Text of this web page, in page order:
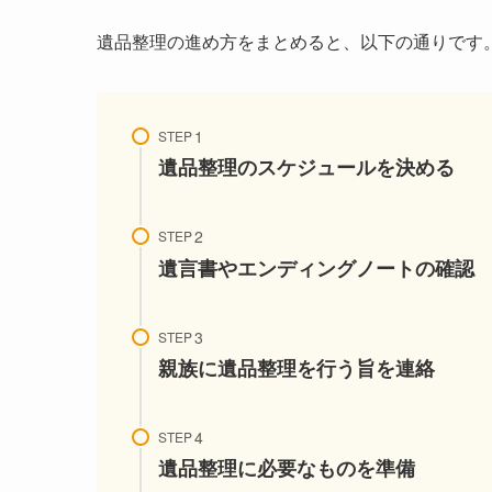
遺品整理の進め方をまとめると、以下の通りです
STEP
遺品整理のスケジュールを決める
STEP
遺言書やエンディングノートの確認
STEP
親族に遺品整理を行う旨を連絡
STEP
遺品整理に必要なものを準備